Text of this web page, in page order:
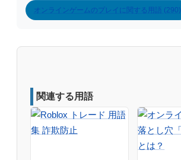
オンラインゲームのプレイに関する用語 (290)
関連する用語